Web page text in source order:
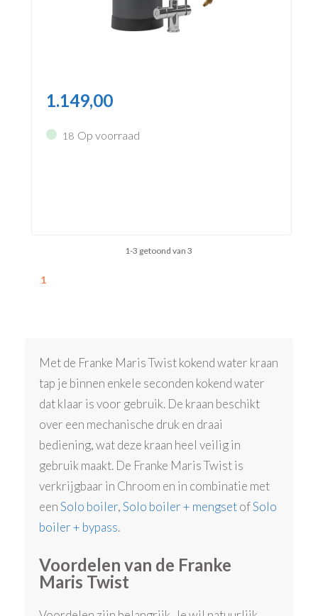
1.149,00
18 Op voorraad
1-3 getoond van 3
1
Met de Franke Maris Twist kokend water kraan
tap je binnen enkele seconden kokend water
dat klaar is voor gebruik. De kraan beschikt
over een mechanische druk en draai
bediening, wat deze kraan heel veilig in
gebruik maakt. De Franke Maris Twist is
verkrijgbaar in Chroom en in combinatie met
eenSolo boiler,Solo boiler + mengsetofSolo
boiler + bypass.
Voordelen van de Franke
Maris Twist